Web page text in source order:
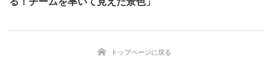
トップページに戻る